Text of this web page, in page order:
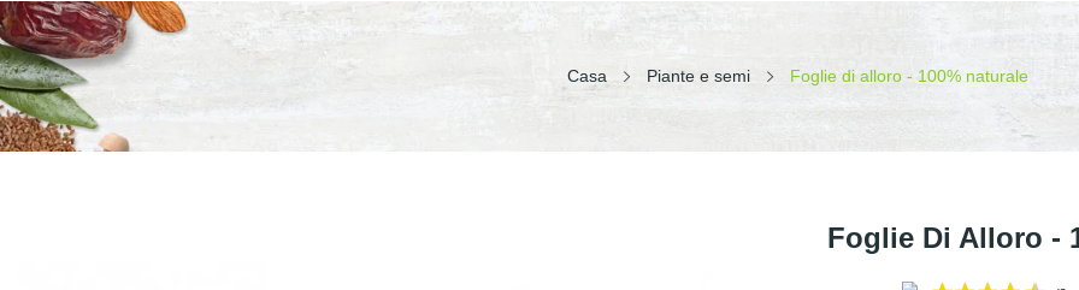
Casa Piante e semi Foglie di alloro - 100% naturale
Foglie Di Alloro -